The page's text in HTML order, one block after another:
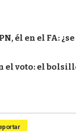
él en el FA:
el voto: el